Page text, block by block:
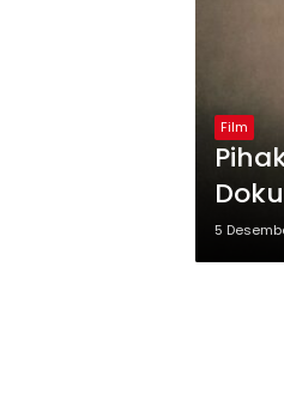
Film
5